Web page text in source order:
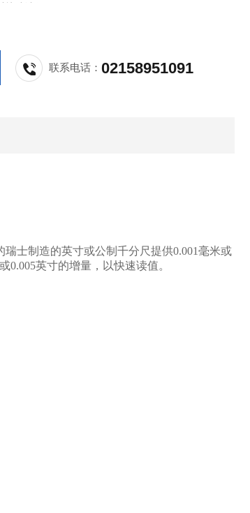
速读值。
联系电话：02158951091
瑞士制造的英寸或公制千分尺提供0.001毫米或
英寸的增量，以快速读值。